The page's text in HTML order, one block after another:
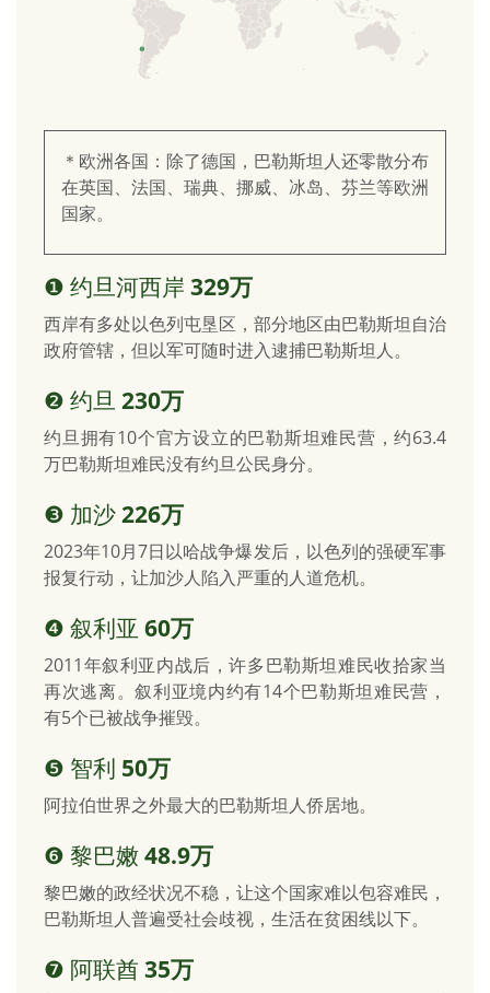
＊欧洲各国：除了德国，巴勒斯坦人还零散分布
在英国、法国、瑞典、挪威、冰岛、芬兰等欧洲
国家。
❶ 约旦河西岸 329万
西岸有多处以色列屯垦区，部分地区由巴勒斯坦自治
政府管辖，但以军可随时进入逮捕巴勒斯坦人。
❷ 约旦 230万
约旦拥有10个官方设立的巴勒斯坦难民营，约63.4
万巴勒斯坦难民没有约旦公民身分。
❸ 加沙226万
2023年10月7日以哈战争爆发后，以色列的强硬军事
报复行动，让加沙人陷入严重的人道危机。
❹ 叙利亚 60万
2011年叙利亚内战后，许多巴勒斯坦难民收拾家当
再次逃离。叙利亚境内约有14个巴勒斯坦难民营，
有5个已被战争摧毁。
❺ 智利 50万
阿拉伯世界之外最大的巴勒斯坦人侨居地。
❻ 黎巴嫩48.9万
黎巴嫩的政经状况不稳，让这个国家难以包容难民，
巴勒斯坦人普遍受社会歧视，生活在贫困线以下。
❼ 阿联酋 35万